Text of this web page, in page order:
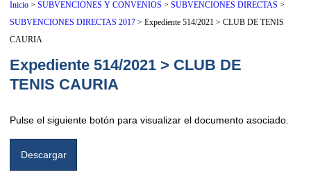
Inicio >SUBVENCIONES Y CONVENIOS >SUBVENCIONES DIRECTAS >
SUBVENCIONES DIRECTAS 2017 >Expediente 514/2021 > CLUB DE TENIS
CAURIA
Expediente 514/2021 > CLUB DE
TENIS CAURIA
Pulse el siguiente botón para visualizar el documento asociado.